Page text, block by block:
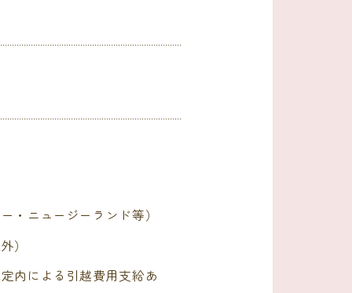
・ニュージーランド等）
）
内による引越費用支給あ